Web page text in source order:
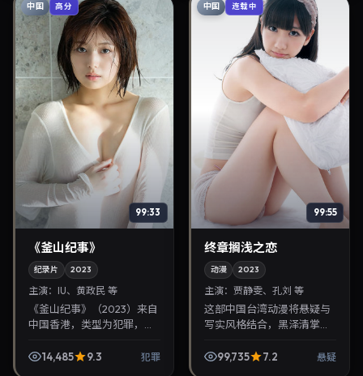
中国 高分
99:33
《釜山纪事》
纪录片 2023
主演： IU、黄政民 等
《釜山纪事》（2023）来自
中国香港，类型为犯罪，罗
与演出。2023年11月12日公
14,485 9.3 犯罪
中国 连载中
99:55
终章搁浅之恋
动漫 2023
主演：贾静雯、孔刘 等
这部中国台湾动漫将悬疑与
写实风格结合，黑泽清掌
角。2023年6月22日与观众
99,735 7.2 悬疑